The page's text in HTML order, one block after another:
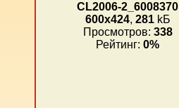
CL2006-2_6008370
600x424, 281kБ
Просмотров: 338
Рейтинг: 0%